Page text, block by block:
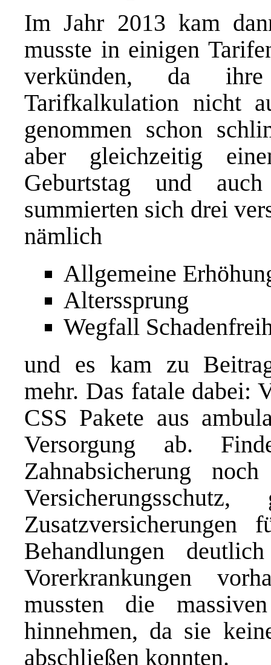
Im Jahr 2013 kam
musste in einigen
verkünden, da
Tarifkalkulation nicht
genommen schon
aber gleichzeitig
Geburtstag und
summierten sich drei
nämlich
Allgemeine
Alterssprung
Wegfall
und es kam zu
mehr. Das fatale dabei:
CSS Pakete aus
Versorgung ab.
Zahnabsicherung
Zusatzversicherungen
Behandlungen deutlich
Vorerkrankungen
mussten die
hinnehmen, da sie
abschließen konnten.